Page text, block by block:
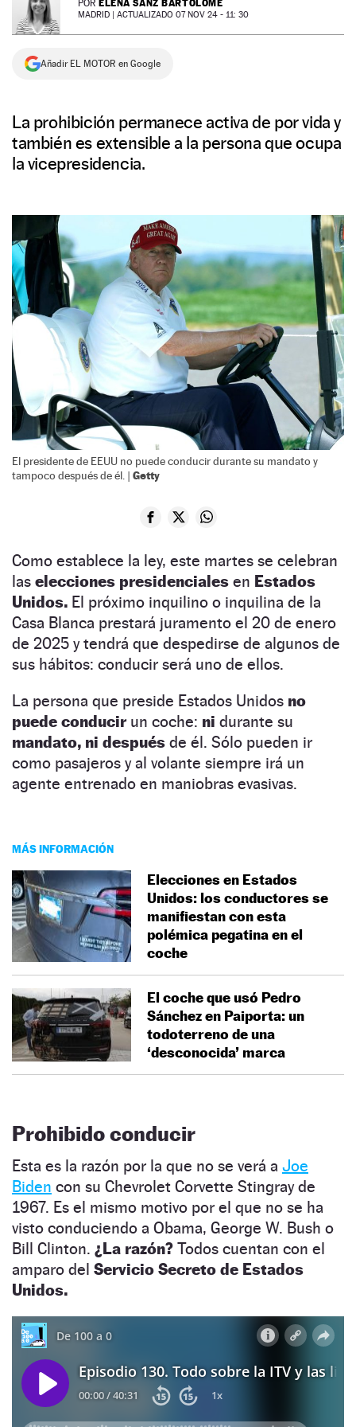
NEWSLETTER
SÍGUENOS
POR ELENA SANZ BARTOLOMÉ
MADRID | ACTUALIZADO 07 NOV 24 - 11: 30
Añadir EL MOTOR en Google
La prohibición permanece activa de por vida y
también es extensible a la persona que ocupa
la vicepresidencia.
El presidente de EEUU no puede conducir durante su mandato y
tampoco después de él. | Getty
Como establece la ley, este martes se celebran
las elecciones presidenciales en Estados
Unidos. El próximo inquilino o inquilina de la
Casa Blanca prestará juramento el 20 de enero
de 2025 y tendrá que despedirse de algunos de
sus hábitos: conducir será uno de ellos.
La persona que preside Estados Unidos no
puede conducirun coche: ni durante su
mandato, ni después de él. Sólo pueden ir
como pasajeros y al volante siempre irá un
agente entrenado en maniobras evasivas.
MÁS INFORMACIÓN
Elecciones en Estados
Unidos: los conductores se
manifiestan con esta
polémica pegatina en el
coche
El coche que usó Pedro
Sánchez en Paiporta: un
todoterreno de una
‘desconocida’ marca
Prohibido conducir
Esta es la razón por la que no se verá a Joe
Biden con su Chevrolet Corvette Stingray de
1967. Es el mismo motivo por el que no se ha
visto conduciendo a Obama, George W. Bush o
Bill Clinton. ¿La razón? Todos cuentan con el
amparo del Servicio Secreto de Estados
Unidos.